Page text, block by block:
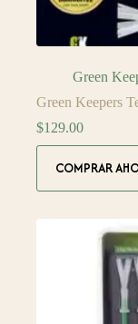
Green
Green Keepers
$129.00
COMPRAR